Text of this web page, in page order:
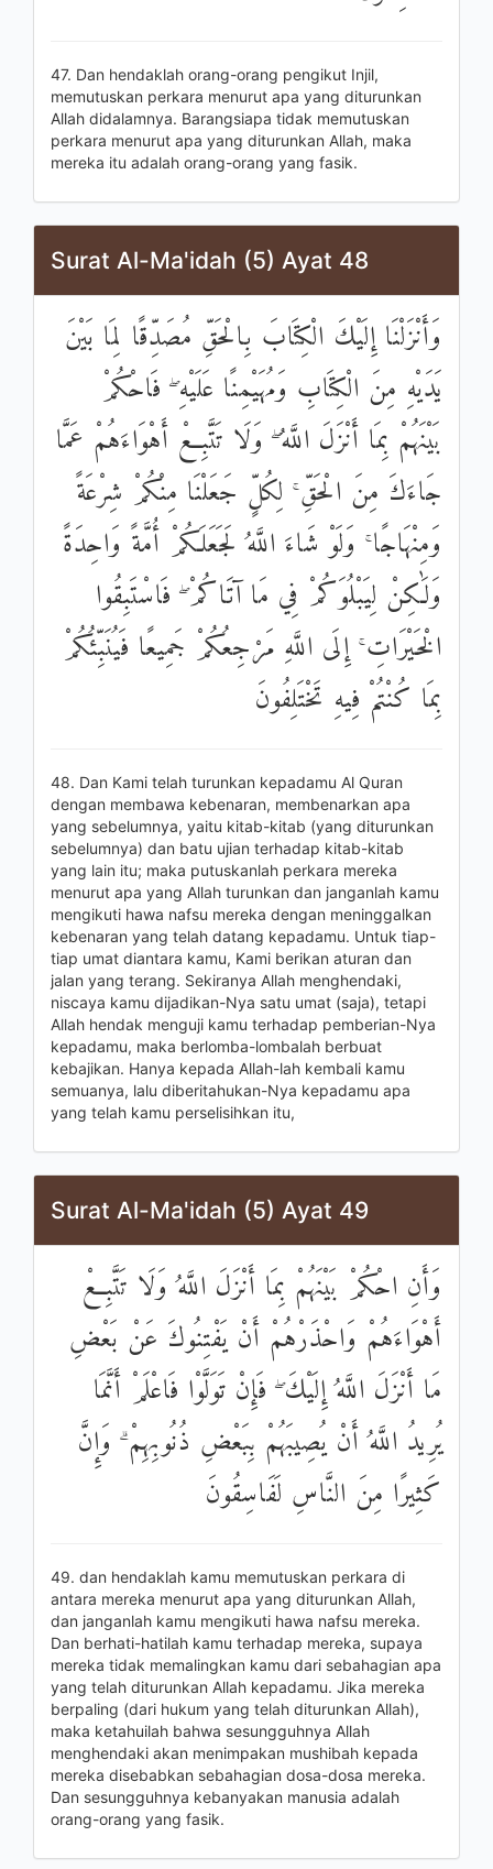
47. Dan hendaklah orang-orang pengikut Injil,
memutuskan perkara menurut apa yang diturunkan
Allah didalamnya. Barangsiapa tidak memutuskan
perkara menurut apa yang diturunkan Allah, maka
mereka itu adalah orang-orang yang fasik.
Surat Al-Ma'idah (5) Ayat 48
وَأَنْزَلْنَا إِلَيْكَ الْكِتَابَ بِالْحَقِّ مُصَدِّقًا لِمَا بَيْنَ
يَدَيْهِ مِنَ الْكِتَابِ وَمُهَيْمِنًا عَلَيْهِ ۖ فَاحْكُمْ
بَيْنَهُمْ بِمَا أَنْزَلَ اللَّهُ ۖ وَلَا تَتَّبِعْ أَهْوَاءَهُمْ عَمَّا
جَاءَكَ مِنَ الْحَقِّ ۚ لِكُلٍّ جَعَلْنَا مِنْكُمْ شِرْعَةً
وَمِنْهَاجًا ۚ وَلَوْ شَاءَ اللَّهُ لَجَعَلَكُمْ أُمَّةً وَاحِدَةً
وَلَٰكِنْ لِيَبْلُوَكُمْ فِي مَا آتَاكُمْ ۖ فَاسْتَبِقُوا
الْخَيْرَاتِ ۚ إِلَى اللَّهِ مَرْجِعُكُمْ جَمِيعًا فَيُنَبِّئُكُمْ
بِمَا كُنْتُمْ فِيهِ تَخْتَلِفُونَ
48. Dan Kami telah turunkan kepadamu Al Quran
dengan membawa kebenaran, membenarkan apa
yang sebelumnya, yaitu kitab-kitab (yang diturunkan
sebelumnya) dan batu ujian terhadap kitab-kitab
yang lain itu; maka putuskanlah perkara mereka
menurut apa yang Allah turunkan dan janganlah kamu
mengikuti hawa nafsu mereka dengan meninggalkan
kebenaran yang telah datang kepadamu. Untuk tiap-
tiap umat diantara kamu, Kami berikan aturan dan
jalan yang terang. Sekiranya Allah menghendaki,
niscaya kamu dijadikan-Nya satu umat (saja), tetapi
Allah hendak menguji kamu terhadap pemberian-Nya
kepadamu, maka berlomba-lombalah berbuat
kebajikan. Hanya kepada Allah-lah kembali kamu
semuanya, lalu diberitahukan-Nya kepadamu apa
yang telah kamu perselisihkan itu,
Surat Al-Ma'idah (5) Ayat 49
وَأَنِ احْكُمْ بَيْنَهُمْ بِمَا أَنْزَلَ اللَّهُ وَلَا تَتَّبِعْ
أَهْوَاءَهُمْ وَاحْذَرْهُمْ أَنْ يَفْتِنُوكَ عَنْ بَعْضِ
مَا أَنْزَلَ اللَّهُ إِلَيْكَ ۖ فَإِنْ تَوَلَّوْا فَاعْلَمْ أَنَّمَا
يُرِيدُ اللَّهُ أَنْ يُصِيبَهُمْ بِبَعْضِ ذُنُوبِهِمْ ۗ وَإِنَّ
كَثِيرًا مِنَ النَّاسِ لَفَاسِقُونَ
49. dan hendaklah kamu memutuskan perkara di
antara mereka menurut apa yang diturunkan Allah,
dan janganlah kamu mengikuti hawa nafsu mereka.
Dan berhati-hatilah kamu terhadap mereka, supaya
mereka tidak memalingkan kamu dari sebahagian apa
yang telah diturunkan Allah kepadamu. Jika mereka
berpaling (dari hukum yang telah diturunkan Allah),
maka ketahuilah bahwa sesungguhnya Allah
menghendaki akan menimpakan mushibah kepada
mereka disebabkan sebahagian dosa-dosa mereka.
Dan sesungguhnya kebanyakan manusia adalah
orang-orang yang fasik.